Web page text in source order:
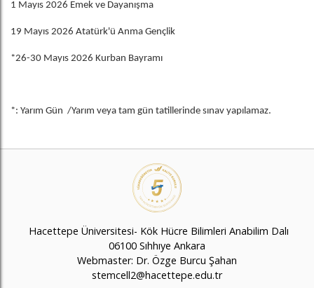
1 Mayıs 2026 Emek ve Dayanışma
19 Mayıs 2026 Atatürk'ü Anma Gençlik
*26-30 Mayıs 2026 Kurban Bayramı
*: Yarım Gün /Yarım veya tam gün tatillerinde sınav yapılamaz.
Hacettepe Üniversitesi- Kök Hücre Bilimleri Anabilim Dalı
06100 Sıhhıye Ankara
Webmaster: Dr. Özge Burcu Şahan
stemcell2@hacettepe.edu.tr